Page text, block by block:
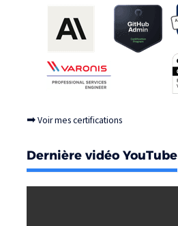
➡Voir mes certifications
Dernière vidéo YouTube